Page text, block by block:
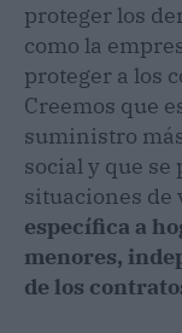
proteger los
como la
proteger a los
Creemos que
suministro
social y que se
situaciones
específica a
menores,
de los